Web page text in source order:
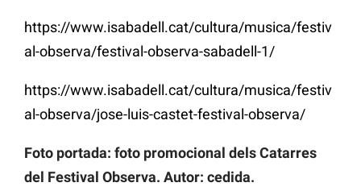
https://www.isabadell.cat/cultura/musica/festiv
al-observa/festival-observa-sabadell-1/
https://www.isabadell.cat/cultura/musica/festiv
al-observa/jose-luis-castet-festival-observa/
Foto portada: foto promocional dels Catarres
del Festival Observa. Autor: cedida.